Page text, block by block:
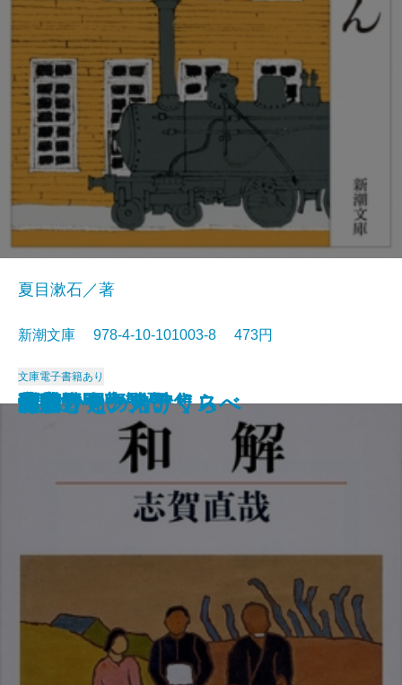
猟銃・闘牛
ヴェルレーヌ詩集
草枕
斜陽
高村光太郎詩集
歌行燈・高野聖
土
真実一路
老妓抄
坊っちゃん
夏目漱石／著
新潮文庫 978-4-10-101003-8 473円
文庫電子書籍あり
和解
ヰタ・セクスアリス
出家とその弟子
にごりえ・たけくらべ
武蔵野
白痴
青年
雁
それから
門